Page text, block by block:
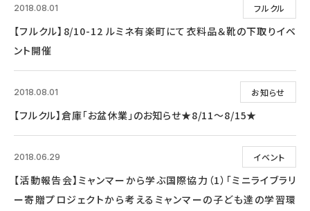
フルクル
2018.08.01
【フルクル】8/10-12 ルミネ有楽町にて衣料品＆靴の下取りイベ
ント開催
お知らせ
2018.08.01
【フルクル】倉庫「お盆休業」のお知らせ★8/11～8/15★
イベント
2018.06.29
【活動報告会】ミャンマーから学ぶ国際協力（1）「ミニライブラリ
ー寄贈プロジェクトから考えるミャンマーの子ども達の学習環